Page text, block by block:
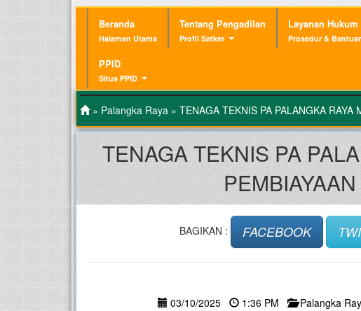
Beranda
Halaman Utama
Tentang Pengadilan
Profil Satker
Layanan Hukum
Prosedur &
PPID
Situs PPID
» Palangka Raya » TENAGA TEKNIS PA PALANGKA RAYA
TENAGA TEKNIS PA
BAGIKAN : FACEBOOK
03/10/2025 1:36 PM Palangka